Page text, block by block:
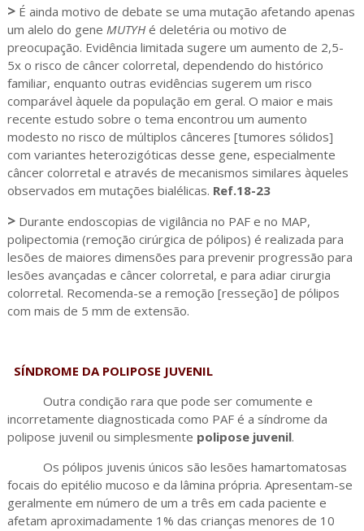
>É ainda motivo de debate se uma mutação afetando apenas
um alelo do gene MUTYHé deletéria ou motivo de
preocupação. Evidência limitada sugere um aumento de 2,5-
5x o risco de câncer colorretal, dependendo do histórico
familiar, enquanto outras evidências sugerem um risco
comparável àquele da população em geral. O maior e mais
recente estudo sobre o tema encontrou um aumento
modesto no risco de múltiplos cânceres [tumores sólidos]
com variantes heterozigóticas desse gene, especialmente
câncer colorretal e através de mecanismos similares àqueles
observados em mutações bialélicas. Ref.18-23
>Durante endoscopias de vigilância no PAF e no MAP,
polipectomia (remoção cirúrgica de pólipos) é realizada para
lesões de maiores dimensões para prevenir progressão para
lesões avançadas e câncer colorretal, e para adiar cirurgia
colorretal. Recomenda-se a remoção [resseção] de pólipos
com mais de 5 mm de extensão.
SÍNDROME DA POLIPOSE JUVENIL
Outra condição rara que pode ser comumente e
incorretamente diagnosticada como PAF é a síndrome da
polipose juvenil ou simplesmente polipose juvenil.
Os pólipos juvenis únicos são lesões hamartomatosas
focais do epitélio mucoso e da lâmina própria. Apresentam-se
geralmente em número de um a três em cada paciente e
afetam aproximadamente 1% das crianças menores de 10